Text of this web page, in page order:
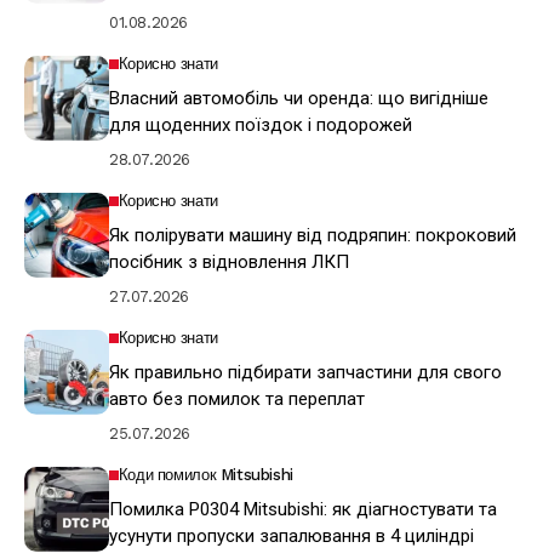
01.08.2026
Корисно знати
Власний автомобіль чи оренда: що вигідніше
для щоденних поїздок і подорожей
28.07.2026
Корисно знати
Як полірувати машину від подряпин: покроковий
посібник з відновлення ЛКП
27.07.2026
Корисно знати
Як правильно підбирати запчастини для свого
авто без помилок та переплат
25.07.2026
Коди помилок Mitsubishi
Помилка P0304 Mitsubishi: як діагностувати та
усунути пропуски запалювання в 4 циліндрі